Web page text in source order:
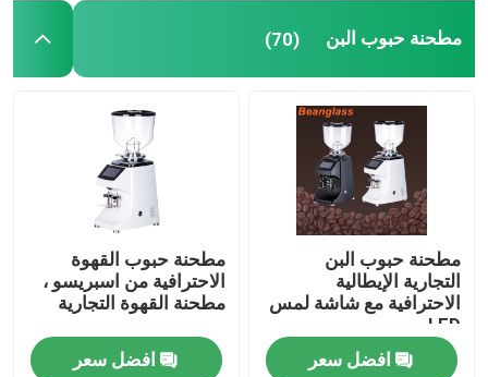
مطحنة حبوب البن (70)
مطحنة حبوب البن
التجارية الإيطالية
الاحترافية مع شاشة لمس
LED
افضل سعر
مطحنة حبوب القهوة
الاحترافية من اسبريسو ،
مطحنة القهوة التجارية
افضل سعر